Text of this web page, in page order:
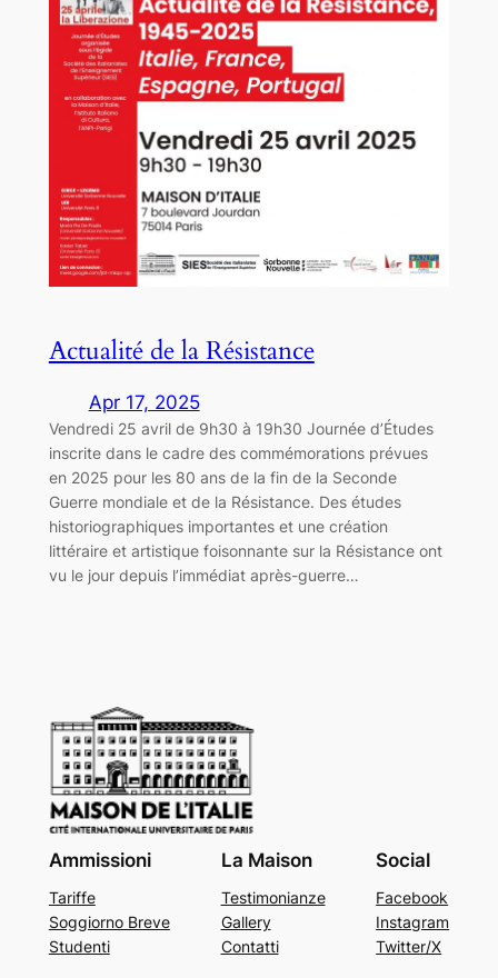
Actualité de la Résistance
Apr 17, 2025
Vendredi 25 avril de 9h30 à 19h30 Journée d’Études
inscrite dans le cadre des commémorations prévues
en 2025 pour les 80 ans de la fin de la Seconde
Guerre mondiale et de la Résistance. Des études
historiographiques importantes et une création
littéraire et artistique foisonnante sur la Résistance ont
vu le jour depuis l’immédiat après-guerre…
Ammissioni
Tariffe
Soggiorno Breve
Studenti
La Maison
Testimonianze
Gallery
Contatti
Social
Facebook
Instagram
Twitter/X